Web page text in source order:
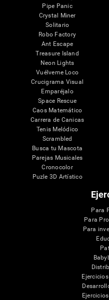
Pipe Panic
Crystal Miner
Solitario
Robo Factory
Ant Escape
Treasure Island
Neon Lights
Vuélveme Loco
Crucigrama Visual
Emparéjalo
Space Rescue
Caos Matemático
Carrera de Canicas
Tenis Melódico
Scrambled
Busca tu Mascota
Parejas Musicales
Cronocolor
Puzle 3D Artístico
Para
Para
Para